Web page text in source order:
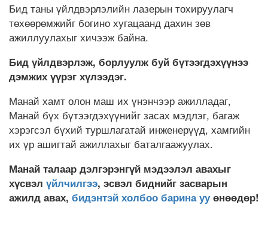
Бид таны үйлдвэрлэлийн лазерын тохируулагч
төхөөрөмжийг богино хугацаанд дахин зөв
ажиллуулахыг хичээж байна.
Бид үйлдвэрлэж, борлуулж буй бүтээгдэхүүнээ
дэмжих үүрэг хүлээдэг.
Манай хамт олон маш их үнэнчээр ажилладаг,
Манай бүх бүтээгдэхүүнийг засах мэдлэг, багаж
хэрэгсэл бүхий туршлагатай инженерүүд, хамгийн
их үр ашигтай ажиллахыг баталгаажуулах.
Манай талаар дэлгэрэнгүй мэдээлэл авахыг
хүсвэл үйлчилгээ, эсвэл биднийг засварын
ажилд авах, бидэнтэй холбоо барина ууөнөөдөр!